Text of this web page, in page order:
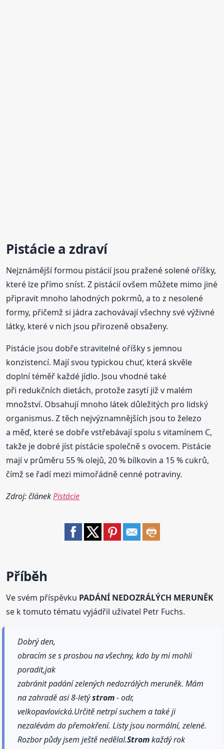
Pistácie a zdraví
Nejznámější formou pistácií jsou pražené solené oříšky,
které lze přímo sníst. Z pistácií ovšem můžete mimo jiné
připravit mnoho lahodných pokrmů, a to z nesolené
formy, přičemž si jádra zachovávají všechny své výživné
látky, které v nich jsou přirozeně obsaženy.
Pistácie jsou dobře stravitelné oříšky s jemnou
konzistencí. Mají svou typickou chuť, která skvěle
doplní téměř každé jídlo. Jsou vhodné také
při redukčních dietách, protože zasytí již v malém
množství. Obsahují mnoho látek důležitých pro lidský
organismus. Z těch nejvýznamnějších jsou to železo
a měď, které se dobře vstřebávají spolu s vitamínem C,
takže je dobré jíst pistácie společně s ovocem. Pistácie
mají v průměru 55 % olejů, 20 % bílkovin a 15 % cukrů,
čímž se řadí mezi mimořádně cenné potraviny.
Zdroj: článekPistácie
Příběh
Ve svém příspěvku PADÁNÍ NEDOZRÁLÝCH MERUNĚK
se k tomuto tématu vyjádřil uživatel Petr Fuchs.
Dobrý den,
obracím se s prosbou na všechny, kdo by mi mohli
poradit,jak
zabránit padání zelených nedozrálých meruněk. Mám
na zahradě asi 8-letýstrom- odr,
velkopavlovická.Určitě netrpí suchem a také ji
nezalévám do přemokření. Listy jsou normální, zelené.
Rozbor půdy jsem ještě nedělal.Stromkaždý rok